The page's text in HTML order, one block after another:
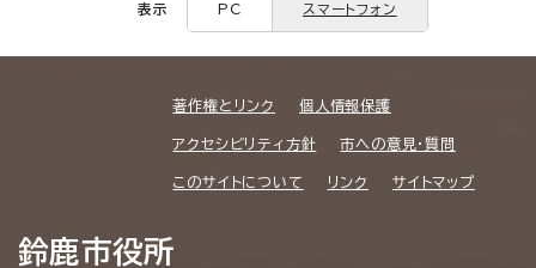
表示 PC スマートフォン
著作権とリンク 個人情報保護
アクセシビリティ方針 市への意見・質問
このサイトについて リンク サイトマップ
鈴鹿市役所